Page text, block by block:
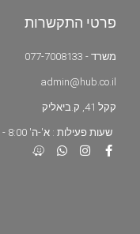
פרטי התקשרות
משרד - 077-7008133
admin@hub.co.il
קקל 41, ק.ביאליק
שעות פעילות : א'-ה' 8:00 - 19:00